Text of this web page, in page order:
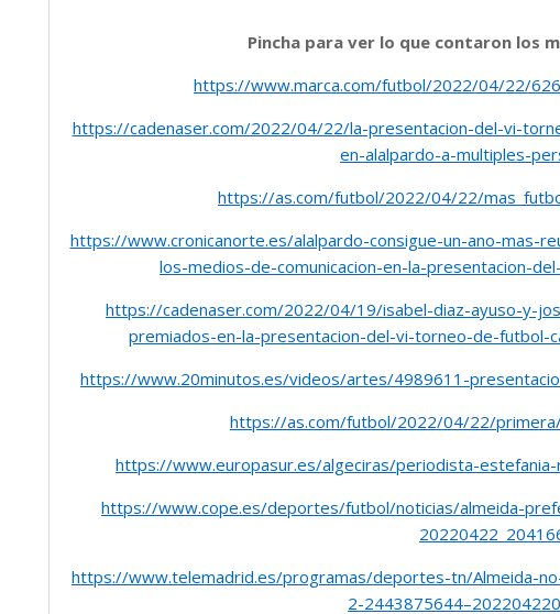
Pincha para ver lo que contaron los
https://www.marca.com/futbol/2022/04/22/
https://cadenaser.com/2022/04/22/la-presentacion-del-vi-
en-alalpardo-a-multiples-
https://as.com/futbol/2022/04/22/
https://www.cronicanorte.es/alalpardo-consigue-un-ano-mas-
los-medios-de-comunicacion-en-la-presentacion-
https://cadenaser.com/2022/04/19/isabel-diaz-ayuso-y-
premiados-en-la-presentacion-del-vi-torneo-de-futbol-
https://www.20minutos.es/videos/artes/4989611-
https://as.com/futbol/2022/04/22/
https://www.europasur.es/algeciras/periodista-
https://www.cope.es/deportes/futbol/noticias/almeida-
https://www.telemadrid.es/programas/deportes-tn/Almeida-
2-